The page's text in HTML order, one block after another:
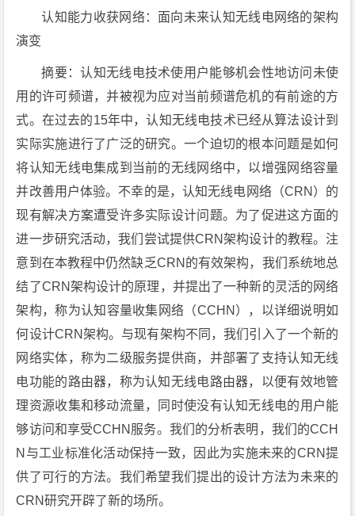
认知能力收获网络：面向未来认知无线电网络的架构
演变
摘要：认知无线电技术使用户能够机会性地访问未使
用的许可频谱，并被视为应对当前频谱危机的有前途的方
式。在过去的15年中，认知无线电技术已经从算法设计到
实际实施进行了广泛的研究。一个迫切的根本问题是如何
将认知无线电集成到当前的无线网络中，以增强网络容量
并改善用户体验。不幸的是，认知无线电网络（CRN）的
现有解决方案遭受许多实际设计问题。为了促进这方面的
进一步研究活动，我们尝试提供CRN架构设计的教程。注
意到在本教程中仍然缺乏CRN的有效架构，我们系统地总
结了CRN架构设计的原理，并提出了一种新的灵活的网络
架构，称为认知容量收集网络（CCHN），以详细说明如
何设计CRN架构。与现有架构不同，我们引入了一个新的
网络实体，称为二级服务提供商，并部署了支持认知无线
电功能的路由器，称为认知无线电路由器，以便有效地管
理资源收集和移动流量，同时使没有认知无线电的用户能
够访问和享受CCHN服务。我们的分析表明，我们的CCH
N与工业标准化活动保持一致，因此为实施未来的CRN提
供了可行的方法。我们希望我们提出的设计方法为未来的
CRN研究开辟了新的场所。